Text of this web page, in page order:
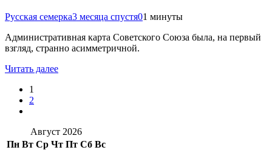
Русская семерка3 месяца спустя01 минуты
Административная карта Советского Союза была, на первый
взгляд, странно асимметричной.
Читать далее
1
2
Август 2026
Пн Вт Ср Чт Пт Сб Вс